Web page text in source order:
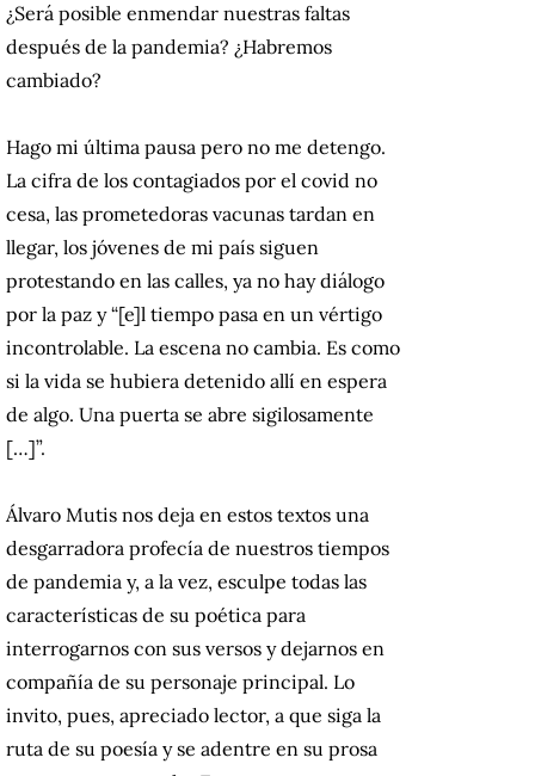
¿Será posible enmendar nuestras faltas
después de la pandemia? ¿Habremos
cambiado?
Hago mi última pausa pero no me detengo.
La cifra de los contagiados por el covid no
cesa, las prometedoras vacunas tardan en
llegar, los jóvenes de mi país siguen
protestando en las calles, ya no hay diálogo
por la paz y “[e]l tiempo pasa en un vértigo
incontrolable. La escena no cambia. Es como
si la vida se hubiera detenido allí en espera
de algo. Una puerta se abre sigilosamente
[…]”.
Álvaro Mutis nos deja en estos textos una
desgarradora profecía de nuestros tiempos
de pandemia y, a la vez, esculpe todas las
características de su poética para
interrogarnos con sus versos y dejarnos en
compañía de su personaje principal. Lo
invito, pues, apreciado lector, a que siga la
ruta de su poesía y se adentre en su prosa